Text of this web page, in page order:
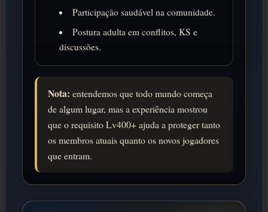
Participação saudável na comunidade.
Postura adulta em conflitos, KS e
discussões.
Nota: entendemos que todo mundo começa
de algum lugar, mas a experiência mostrou
que o requisito Lv400+ ajuda a proteger tanto
os membros atuais quanto os novos jogadores
que entram.